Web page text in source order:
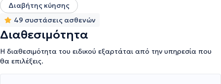
Διαβήτης κύησης
49 συστάσεις ασθενών
Διαθεσιμότητα
Η διαθεσιμότητα του ειδικού εξαρτάται από την υπηρεσία που
θα επιλέξεις.